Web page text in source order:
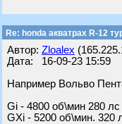
Re: honda акватрах R-12
Автор: Zloalex
Дата: 16-09-23 15:59
Например Вольво
Gi - 4800 об\мин 280 лс
GXi - 5200 об\мин. 320